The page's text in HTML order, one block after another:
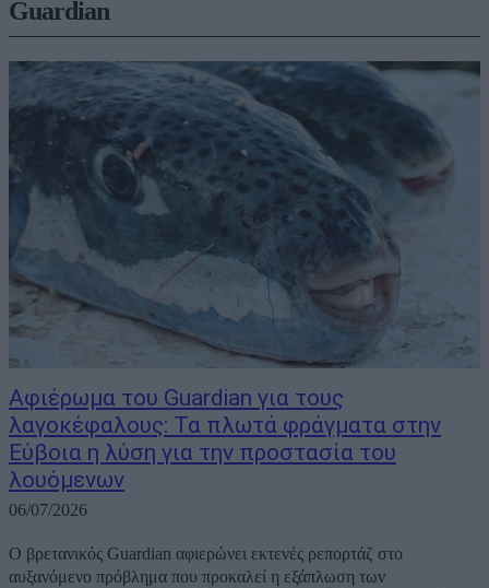
Guardian
Αφιέρωμα του Guardian για τους
λαγοκέφαλους: Τα πλωτά φράγματα στην
Εύβοια η λύση για την προστασία του
λουόμενων
06/07/2026
Ο βρετανικός Guardian αφιερώνει εκτενές ρεπορτάζ στο
αυξανόμενο πρόβλημα που προκαλεί η εξάπλωση των